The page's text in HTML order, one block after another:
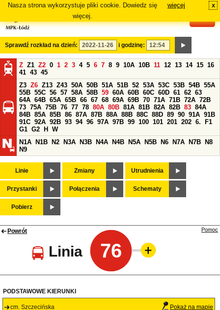
Nasza strona wykorzystuje pliki cookie. Dowiedz się
więcej.
więcej x
Sprawdź rozkład na dzień: i godzinę:
Z Z1 Z2 0 1 2 3 4 5 6 7 8 9 10A 10B 11 12 13 14 15 16
41 43 45
Z3 Z6 Z13 Z43 50A 50B 51A 51B 52 53A 53C 53B 54B 55A
55B 55C 56 57 58A 58B 59 60A 60B 60C 60D 61 62 63
64A 64B 65A 65B 66 67 68 69A 69B 70 71A 71B 72A 72B
73 75A 75B 76 77 78 80A 80B 81A 81B 82A 82B 83 84A
84B 85A 85B 86 87A 87B 88A 88B 88C 88D 89 90 91A 91B
91C 92A 92B 93 94 96 97A 97B 99 100 101 201 202 6.
F1
G1 G2 H
W
N1A
N1B N2 N3A N3B N4A N4B N5A N5B N6 N7A N7B
N8
N9
Linie Zmiany Utrudnienia
Przystanki Połączenia Schematy
Pobierz
Powrót
Linia 76
Pomoc
PODSTAWOWE KIERUNKI
cm. Szczecińska Pokaż na mapie